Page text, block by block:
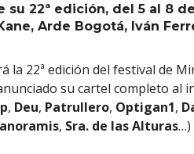
22ª edición, del 5 al 8
Arde Bogotá, Iván
la 22ª edición del festival de
su cartel completo al
, Deu, Patrullero, Optigan1,
, Sra. de las Alturas…)